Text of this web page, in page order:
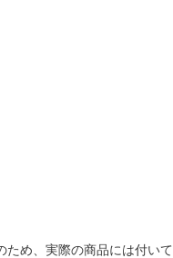
ため、実際の商品には付いて